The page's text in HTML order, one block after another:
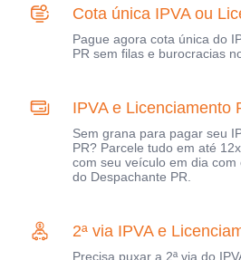
Cota única IPVA ou
Pague agora cota única do
PR sem filas e burocracias
IPVA e Licenciamento
Sem grana para pagar seu
PR? Parcele tudo em até
com seu veículo em dia
do Despachante PR.
2ª via IPVA e
Precisa puxar a 2ª via do